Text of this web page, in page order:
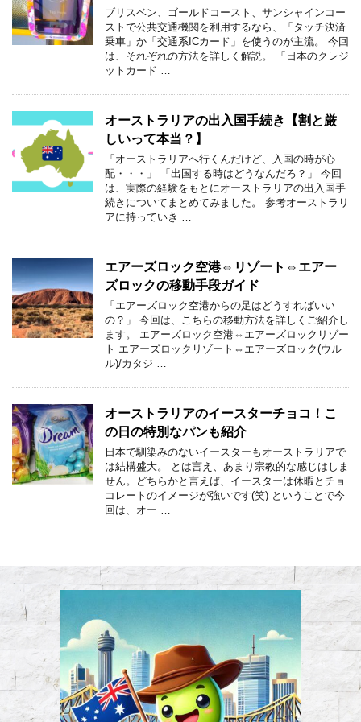
ブリスベン、ゴールドコースト、サンシャインコー
ストで公共交通機関を利用するなら、「タッチ決済
乗車」か「交通系ICカード」を使うのが主流。 今回
は、それぞれの方法を詳しく解説。 「日本のクレジ
ットカード …
オーストラリアの出入国手続き【割と厳
しいって本当？】
「オーストラリアへ行くんだけど、入国の時が心
配・・・」 「出国する時はどうなんだろ？」 今回
は、実際の経験をもとにオーストラリアの出入国手
続きについてまとめてみました。 参考オーストラリ
アに持っていき …
エアーズロック空港⇔リゾート⇔エアー
ズロックの移動手段ガイド
「エアーズロック空港からの足はどうすればいい
の？」 今回は、こちらの移動方法を詳しくご紹介し
ます。 エアーズロック空港⇔エアーズロックリゾー
ト エアーズロックリゾート⇔エアーズロック(ウル
ル)/カタジ …
オーストラリアのイースターチョコ！こ
の日の特別なパンも紹介
日本で馴染みのないイースターもオーストラリアで
は結構盛大。 とは言え、あまり宗教的な感じはしま
せん。どちらかと言えば、イースターは休暇とチョ
コレートのイメージが強いです(笑) ということで今
回は、オー …